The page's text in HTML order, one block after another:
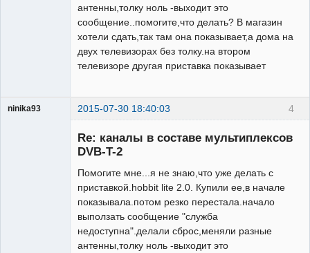
антенны,толку ноль -выходит это
сообщение..помогите,что делать? В магазин
хотели сдать,так там она показывает,а дома на
двух телевизорах без толку.на втором
телевизоре другая приставка показывает
4
ninika93 2015-07-30 18:40:03
Re: каналы в составе мультиплексов
DVB-T-2
Помогите мне...я не знаю,что уже делать с
приставкой.hobbit lite 2.0. Купили ее,в начале
показывала.потом резко перестала.начало
выползать сообщение "служба
недоступна".делали сброс,меняли разные
антенны,толку ноль -выходит это